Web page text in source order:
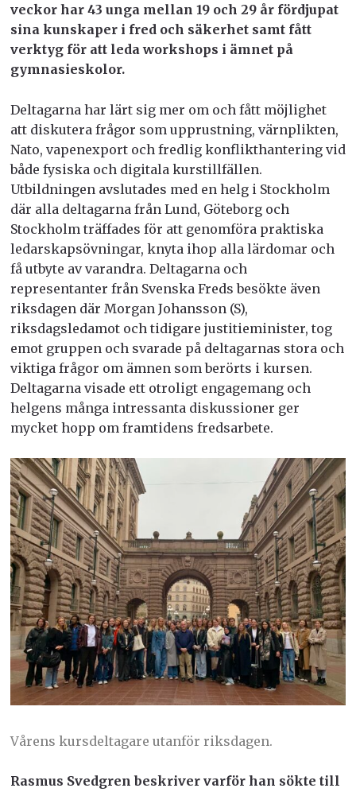
veckor har 43 unga mellan 19 och 29 år fördjupat
sina kunskaper i fred och säkerhet samt fått
verktyg för att leda workshops i ämnet på
gymnasieskolor.
Deltagarna har lärt sig mer om och fått möjlighet
att diskutera frågor som upprustning, värnplikten,
Nato, vapenexport och fredlig konflikthantering vid
både fysiska och digitala kurstillfällen.
Utbildningen avslutades med en helg i Stockholm
där alla deltagarna från Lund, Göteborg och
Stockholm träffades för att genomföra praktiska
ledarskapsövningar, knyta ihop alla lärdomar och
få utbyte av varandra. Deltagarna och
representanter från Svenska Freds besökte även
riksdagen där Morgan Johansson (S),
riksdagsledamot och tidigare justitieminister, tog
emot gruppen och svarade på deltagarnas stora och
viktiga frågor om ämnen som berörts i kursen.
Deltagarna visade ett otroligt engagemang och
helgens många intressanta diskussioner ger
mycket hopp om framtidens fredsarbete.
Vårens kursdeltagare utanför riksdagen.
Rasmus Svedgren beskriver varför han sökte till